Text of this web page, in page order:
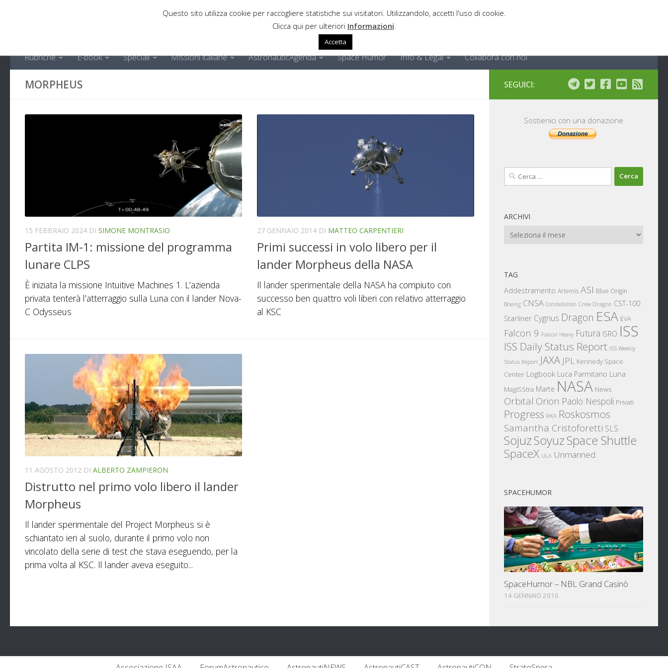
Rubriche E-book Speciali Missioni italiane AstronauticAgenda Space Humor Info & Legal Collabora con noi
MORPHEUS
15 FEBBRAIO 2024 DI SIMONE MONTRASIO
Partita IM-1: missione del programma
lunare CLPS
È iniziata la missione Intuitive Machines 1. L’azienda
privata tenterà l’atterraggio sulla Luna con il lander Nova-
C Odysseus
27 GENNAIO 2014 DI MATTEO CARPENTIERI
Primi successi in volo libero per il
lander Morpheus della NASA
Il lander sperimentale della NASA ha compiuto con
successo ben quattro voli liberi con relativo atterraggio
al KSC
11 AGOSTO 2012 DI ALBERTO ZAMPIERON
Distrutto nel primo volo libero il lander
Morpheus
Il lander sperimentale del Project Morpheus si è
schiantato ieri al suolo, durante il primo volo non
vincolato della serie di test che stava eseguendo, per la
prima volta al KSC. Il lander aveva eseguito...
SEGUICI:
Sostienici con una donazione
Ricerca
per:
ARCHIVI
Archivi
TAG
Addestramento Artemis ASI Blue Origin
Boeing CNSA Constellation Crew Dragon CST-100
Starliner Cygnus Dragon ESA EVA
Falcon 9 Falcon Heavy Futura ISRO ISS
ISS Daily Status Report ISS Weekly
Status Report JAXA JPL Kennedy Space
Center Logbook Luca Parmitano Luna
MagISStra Marte NASA News
Orbital Orion Paolo Nespoli Privati
Progress RKA Roskosmos
Samantha Cristoforetti SLS
SojuzSoyuzSpace Shuttle
SpaceX ULA Unmanned
SPACEHUMOR
SpaceHumor – NBL Grand Casinò
14 GENNAIO 2016
Questo sito utilizza cookie per raccogliere statistiche sui visitatori. Utilizzandolo, accetti l'uso di cookie.
Clicca qui per ulteriori Informazioni
Accetta